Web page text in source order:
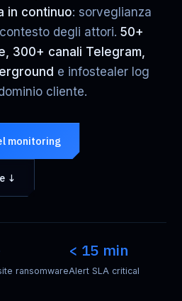
in continuo: sorveglianza
degli attori. 50+
300+ canali Telegram,
e infostealer log
cliente.
monitoring
↓
ransomware
< 15 min
Alert SLA critical